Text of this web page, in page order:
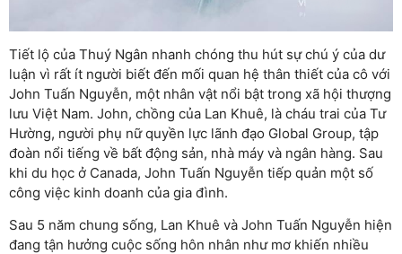
Tiết lộ của Thuý Ngân nhanh chóng thu hút sự chú ý của dư
luận vì rất ít người biết đến mối quan hệ thân thiết của cô với
John Tuấn Nguyễn, một nhân vật nổi bật trong xã hội thượng
lưu Việt Nam. John, chồng của Lan Khuê, là cháu trai của Tư
Hường, người phụ nữ quyền lực lãnh đạo Global Group, tập
đoàn nổi tiếng về bất động sản, nhà máy và ngân hàng. Sau
khi du học ở Canada, John Tuấn Nguyễn tiếp quản một số
công việc kinh doanh của gia đình.
Sau 5 năm chung sống, Lan Khuê và John Tuấn Nguyễn hiện
đang tận hưởng cuộc sống hôn nhân như mơ khiến nhiều